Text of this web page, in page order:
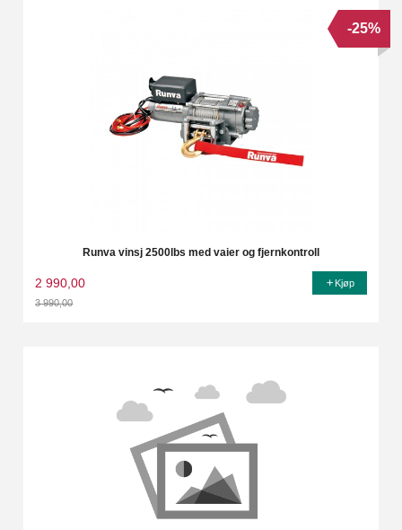
Runva vinsj 2500lbs med vaier og fjernkontroll
2 990,00
3 990,00
-25%
Kjøp